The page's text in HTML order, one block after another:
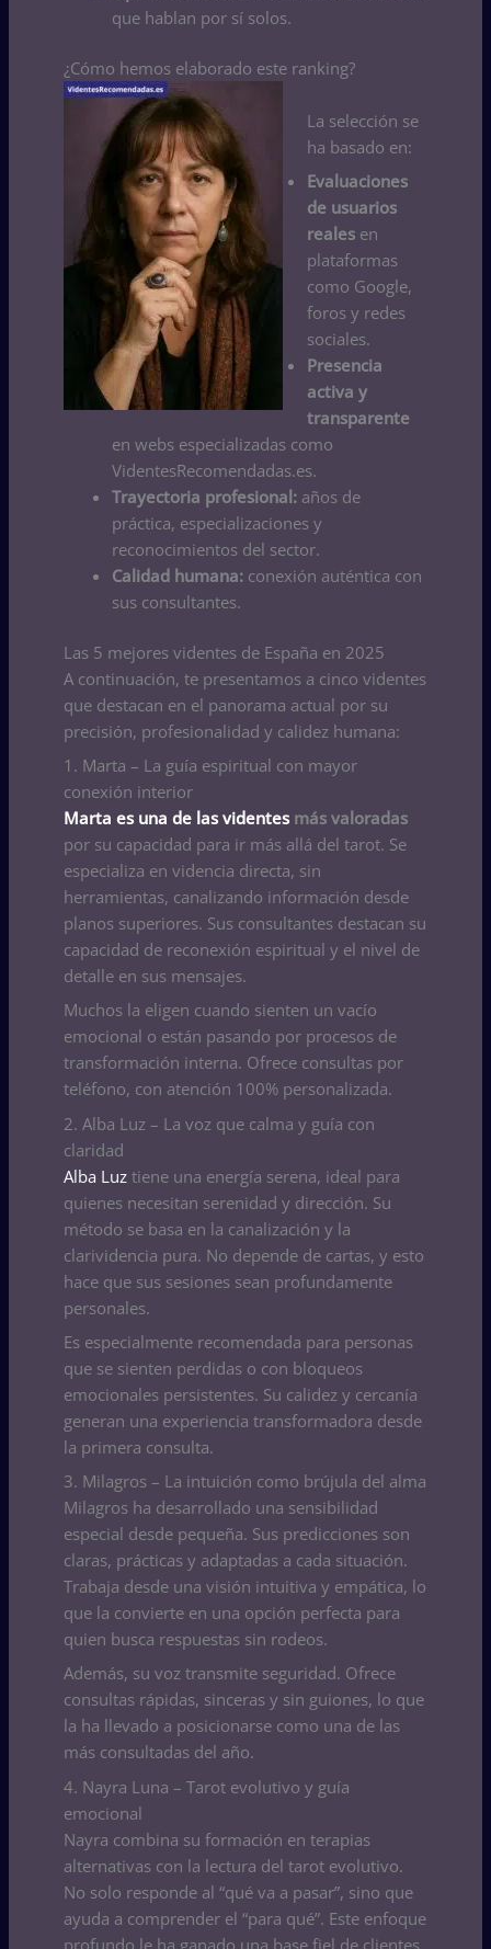
que hablan por sí solos.
¿Cómo hemos elaborado este ranking?
La selección se
ha basado en:
Evaluaciones
de usuarios
realesen
plataformas
como Google,
foros y redes
sociales.
Presencia
activa y
transparente
en webs especializadas como
VidentesRecomendadas.es.
Trayectoria profesional:años de
práctica, especializaciones y
reconocimientos del sector.
Calidad humana:conexión auténtica con
sus consultantes.
Las 5 mejores videntes de España en 2025
A continuación, te presentamos a cinco videntes
que destacan en el panorama actual por su
precisión, profesionalidad y calidez humana:
1. Marta – La guía espiritual con mayor
conexión interior
Marta es una de las videntesmás valoradas
por su capacidad para ir más allá del tarot. Se
especializa en videncia directa, sin
herramientas, canalizando información desde
planos superiores. Sus consultantes destacan su
capacidad de reconexión espiritual y el nivel de
detalle en sus mensajes.
Muchos la eligen cuando sienten un vacío
emocional o están pasando por procesos de
transformación interna. Ofrece consultas por
teléfono, con atención 100% personalizada.
2. Alba Luz – La voz que calma y guía con
claridad
Alba Luztiene una energía serena, ideal para
quienes necesitan serenidad y dirección. Su
método se basa en la canalización y la
clarividencia pura. No depende de cartas, y esto
hace que sus sesiones sean profundamente
personales.
Es especialmente recomendada para personas
que se sienten perdidas o con bloqueos
emocionales persistentes. Su calidez y cercanía
generan una experiencia transformadora desde
la primera consulta.
3. Milagros – La intuición como brújula del alma
Milagros ha desarrollado una sensibilidad
especial desde pequeña. Sus predicciones son
claras, prácticas y adaptadas a cada situación.
Trabaja desde una visión intuitiva y empática, lo
que la convierte en una opción perfecta para
quien busca respuestas sin rodeos.
Además, su voz transmite seguridad. Ofrece
consultas rápidas, sinceras y sin guiones, lo que
la ha llevado a posicionarse como una de las
más consultadas del año.
4. Nayra Luna – Tarot evolutivo y guía
emocional
Nayra combina su formación en terapias
alternativas con la lectura del tarot evolutivo.
No solo responde al “qué va a pasar”, sino que
ayuda a comprender el “para qué”. Este enfoque
profundo le ha ganado una base fiel de clientes